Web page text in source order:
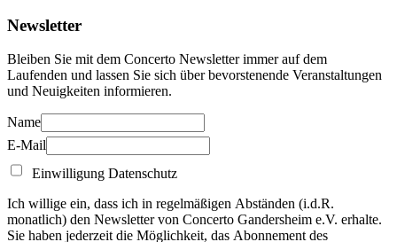
Newsletter
Bleiben Sie mit dem Concerto Newsletter immer auf dem
Laufenden und lassen Sie sich über bevorstenende Veranstaltungen
und Neuigkeiten informieren.
Name
E-Mail
Einwilligung Datenschutz
Ich willige ein, dass ich in regelmäßigen Abständen (i.d.R.
monatlich) den Newsletter von Concerto Gandersheim e.V. erhalte.
Sie haben jederzeit die Möglichkeit, das Abonnement des